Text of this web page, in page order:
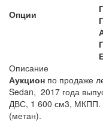
Опции
Описание
Аукцион по продаже
Sedan, 2017 года
ДВС, 1 600 см3, МКПП.
(метан).